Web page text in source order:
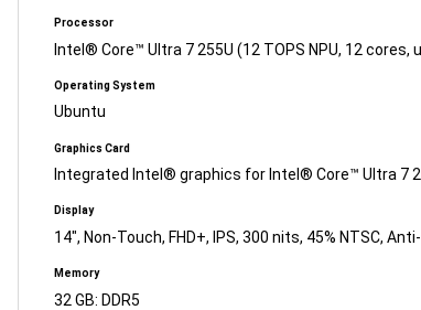
Processor
Intel® Core™ Ultra 7 255U (12 TOPS NPU, 12 cores,
Operating System
Ubuntu
Graphics Card
Integrated Intel® graphics for Intel® Core™ Ultra 7
Display
14", Non-Touch, FHD+, IPS, 300 nits, 45% NTSC,
Memory
32 GB: DDR5